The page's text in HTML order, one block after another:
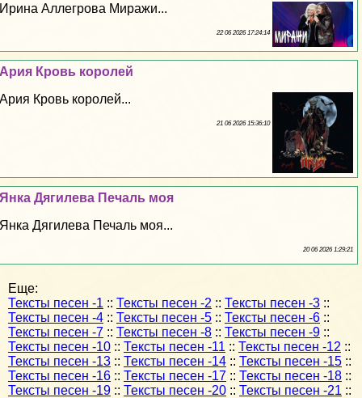
Ирина Аллегрова Миражи...
22 06 2026 17:24:14
Ария Кровь королей
Ария Кровь королей...
21 06 2026 15:36:10
Янка Дягилева Печаль моя
Янка Дягилева Печаль моя...
20 06 2026 1:29:21
Еще:
Тексты песен -1 :: Тексты песен -2 :: Тексты песен -3 ::
Тексты песен -4 :: Тексты песен -5 :: Тексты песен -6 ::
Тексты песен -7 :: Тексты песен -8 :: Тексты песен -9 ::
Тексты песен -10 :: Тексты песен -11 :: Тексты песен -12 ::
Тексты песен -13 :: Тексты песен -14 :: Тексты песен -15 ::
Тексты песен -16 :: Тексты песен -17 :: Тексты песен -18 ::
Тексты песен -19 :: Тексты песен -20 :: Тексты песен -21 ::